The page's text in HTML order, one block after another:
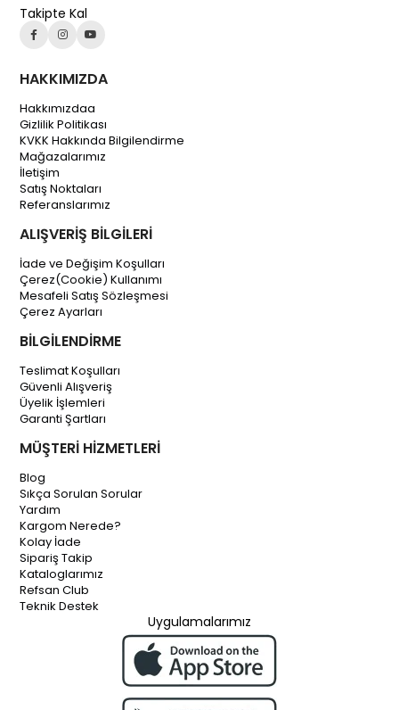
Takipte Kal
HAKKIMIZDA
Hakkımızdaa
Gizlilik Politikası
KVKK Hakkında Bilgilendirme
Mağazalarımız
İletişim
Satış Noktaları
Referanslarımız
ALIŞVERİŞ BİLGİLERİ
İade ve Değişim Koşulları
Çerez(Cookie) Kullanımı
Mesafeli Satış Sözleşmesi
Çerez Ayarları
BİLGİLENDİRME
Teslimat Koşulları
Güvenli Alışveriş
Üyelik İşlemleri
Garanti Şartları
MÜŞTERİ HİZMETLERİ
Blog
Sıkça Sorulan Sorular
Yardım
Kargom Nerede?
Kolay İade
Sipariş Takip
Kataloglarımız
Refsan Club
Teknik Destek
Uygulamalarımız